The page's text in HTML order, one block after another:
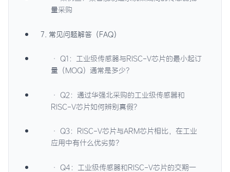
量采购
7. 常见问题解答（FAQ）
· Q1：工业级传感器与RISC-V芯片的最小起订
量（MOQ）通常是多少？
· Q2：通过华强北采购的工业级传感器和
RISC-V芯片如何辨别真假？
· Q3：RISC-V芯片与ARM芯片相比，在工业
应用中有什么优劣势？
· Q4：工业级传感器和RISC-V芯片的交期一